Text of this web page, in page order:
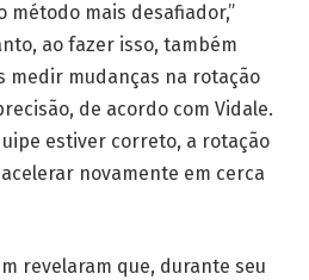
método mais desafiador,”
ao fazer isso, também
medir mudanças na rotação
de acordo com Vidale.
estiver correto, a rotação
novamente em cerca
revelaram que, durante seu